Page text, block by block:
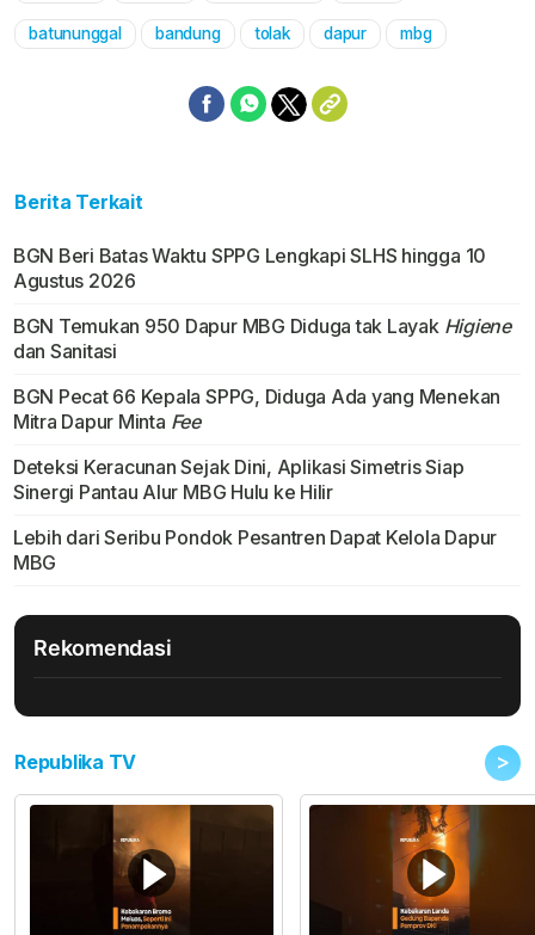
batununggal bandung tolak dapur mbg
Berita Terkait
BGN Beri Batas Waktu SPPG Lengkapi SLHS hingga 10
Agustus 2026
BGN Temukan 950 Dapur MBG Diduga tak Layak Higiene
dan Sanitasi
BGN Pecat 66 Kepala SPPG, Diduga Ada yang Menekan
Mitra Dapur Minta Fee
Deteksi Keracunan Sejak Dini, Aplikasi Simetris Siap
Sinergi Pantau Alur MBG Hulu ke Hilir
Lebih dari Seribu Pondok Pesantren Dapat Kelola Dapur
MBG
Rekomendasi
Republika TV >